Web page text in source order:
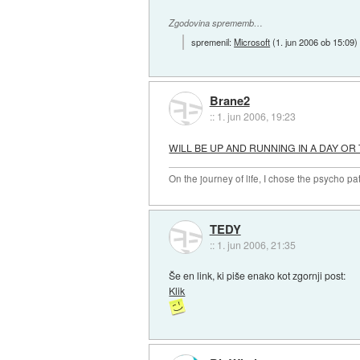
Zgodovina sprememb…
spremenil:Microsoft(1. jun 2006 ob 15:09)
Brane2
:: 1. jun 2006, 19:23
WILL BE UP AND RUNNING IN A DAY OR
On the journey of life, I chose the psycho
TEDY
:: 1. jun 2006, 21:35
Še en link, ki piše enako kot zgornji post:
Klik